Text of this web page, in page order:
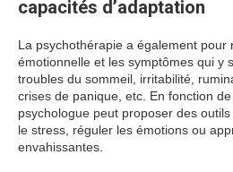
capacités d’adaptation
La psychothérapie a également
émotionnelle et les symptômes qui y
troubles du sommeil, irritabilité,
crises de panique, etc. En fonction
psychologue peut proposer des
le stress, réguler les émotions ou
envahissantes.